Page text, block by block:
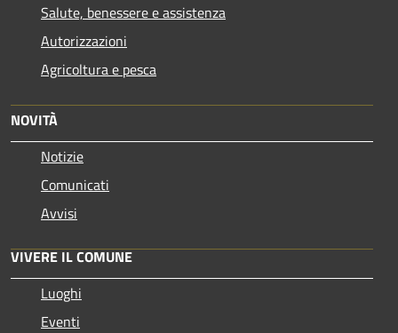
Salute, benessere e assistenza
Autorizzazioni
Agricoltura e pesca
NOVITÀ
Notizie
Comunicati
Avvisi
VIVERE IL COMUNE
Luoghi
Eventi